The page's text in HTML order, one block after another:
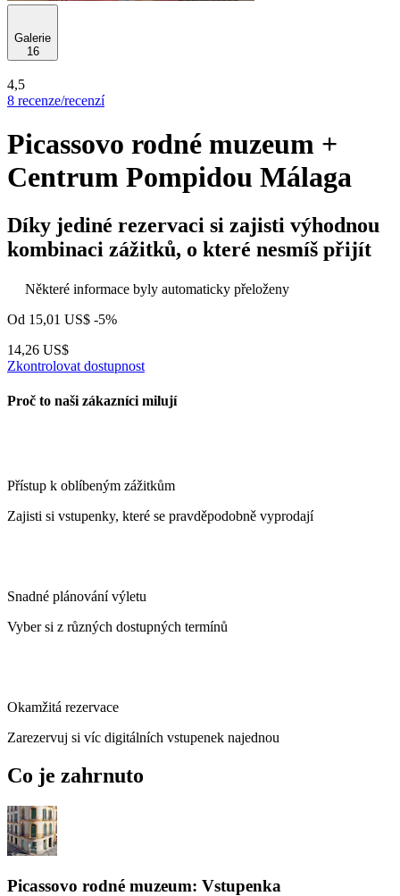
Galerie
16
4,5
8 recenze/recenzí
Picassovo rodné muzeum +
Centrum Pompidou Málaga
Díky jediné rezervaci si zajisti výhodnou
kombinaci zážitků, o které nesmíš přijít
Některé informace byly automaticky přeloženy
Od 15,01 US$ -5%
14,26 US$
Zkontrolovat dostupnost
Proč to naši zákazníci milují
Přístup k oblíbeným zážitkům
Zajisti si vstupenky, které se pravděpodobně vyprodají
Snadné plánování výletu
Vyber si z různých dostupných termínů
Okamžitá rezervace
Zarezervuj si víc digitálních vstupenek najednou
Co je zahrnuto
Picassovo rodné muzeum: Vstupenka